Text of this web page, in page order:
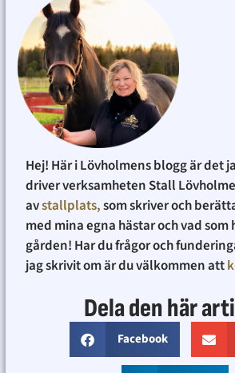
Hej! Här i Lövholmens blogg är det
driver verksamheten Stall
avstallplats,som skriver och
med mina egna hästar och vad som
gården! Har du frågor och
jag skrivit om är du välkommen att
Dela den här
Facebook